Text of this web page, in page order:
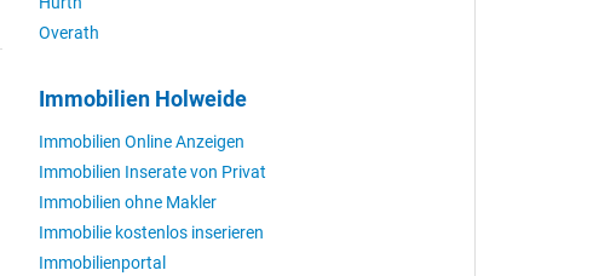
Overath
Immobilien Holweide
Immobilien Online Anzeigen
Immobilien Inserate von Privat
Immobilien ohne Makler
Immobilie kostenlos inserieren
Immobilienportal